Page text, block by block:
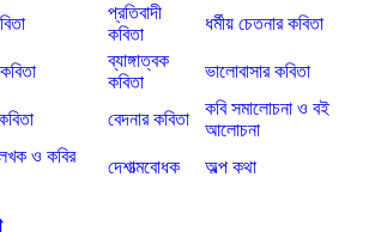
প্রতিবাদী
কবিতা
ধর্মীয় চেতনার কবিতা
ব্যাঙ্গাত্বক
কবিতা
ভালোবাসার কবিতা
বেদনার কবিতা
কবি সমালোচনা ও বই
আলোচনা
ও কবির
দেশাত্মবোধক অল্প কথা